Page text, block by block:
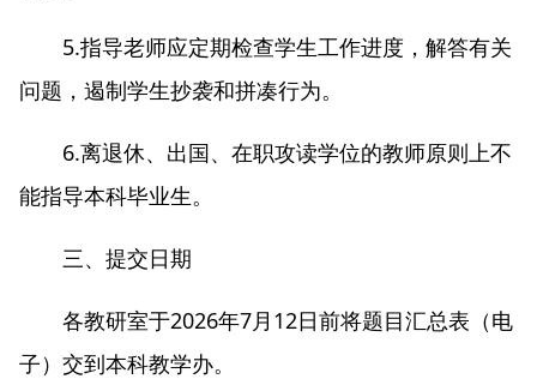
5.指导老师应定期检查学生工作进度，解答有关
问题，遏制学生抄袭和拼凑行为。
6.离退休、出国、在职攻读学位的教师原则上不
能指导本科毕业生。
三、提交日期
各教研室于2026年7月12日前将题目汇总表（电
子）交到本科教学办。